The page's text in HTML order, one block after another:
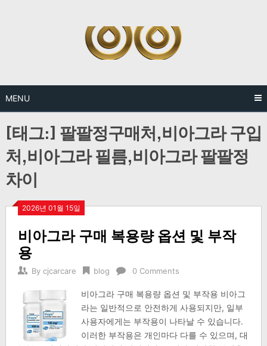
MENU
[태그:]팔팔정구매처,비아그라 구입
처,비아그라 필름,비아그라 팔팔정
차이
2026년 01월 15일
비아그라 구매 복용량 옵션 및 부작
용
By cjcarcare blog 0 Comments
비아그라 구매 복용량 옵션 및 부작용 비아그
라는 일반적으로 안전하게 사용되지만, 일부
사용자에게는 부작용이 나타날 수 있습니다.
이러한 부작용은 개인마다 다를 수 있으며, 대